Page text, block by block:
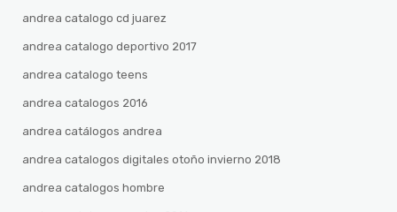
andrea catalogo cd juarez
andrea catalogo deportivo 2017
andrea catalogo teens
andrea catalogos 2016
andrea catálogos andrea
andrea catalogos digitales otoño invierno 2018
andrea catalogos hombre